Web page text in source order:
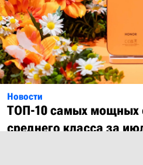
Новости
ТОП-10 самых мощных
среднего класса за